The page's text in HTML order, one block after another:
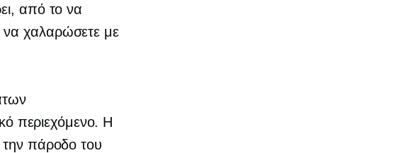
από το να
να χαλαρώσετε με
περιεχόμενο. Η
την πάροδο του